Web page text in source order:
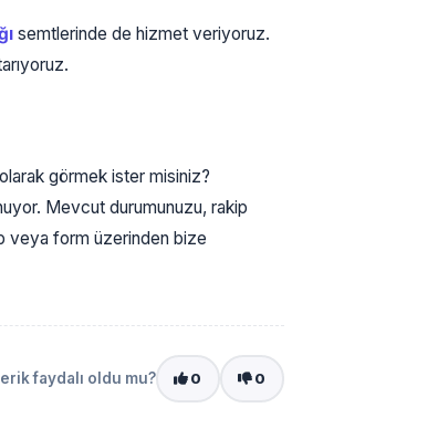
semtlerinde de hizmet veriyoruz.
görmek ister misiniz?
Mevcut durumunuzu, rakip
veya form üzerinden bize
faydalı oldu mu? 0 0